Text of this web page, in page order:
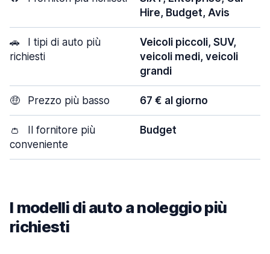
Hire, Budget, Avis
🚗
I tipi di auto più
richiesti
Veicoli piccoli, SUV,
veicoli medi, veicoli
grandi
🤑 Prezzo più basso 67 € al giorno
👛
Il fornitore più
conveniente
Budget
I modelli di auto a noleggio più
richiesti